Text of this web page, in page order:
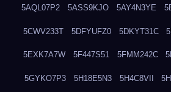
5AQL07P2 5ASS9KJO 5AY4N3YE
5CWV233T 5DFYUFZ0 5DKYT31C
5EXK7A7W 5F447S51 5FMM242C
5GYKO7P3 5H18E5N3 5H4C8VII